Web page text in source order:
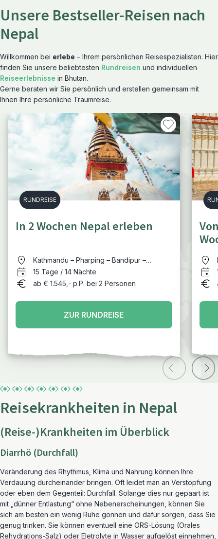
Unsere Bestseller-Reisen nach
Nepal
Willkommen bei erlebe – Ihrem persönlichen Reisespezialisten. Hier
finden Sie unsere beliebtesten Rundreisen und individuellen
Reiseerlebnisse in Bhutan.
Gerne beraten wir Sie persönlich und erstellen gemeinsam mit
Ihnen Ihre persönliche Traumreise.
RUNDREISE
In 2 Wochen Nepal erleben
Kathmandu – Pharping – Bandipur –
Pokhara – Chitwan Nationalpark –
Kathmandu
15 Tage / 14 Nächte
ab € 1.545,- p.P. bei 2 Personen
ZUR RUNDREISE
Reisekrankheiten in Nepal
(Reise-)Krankheiten im Überblick
Diarrhö (Durchfall)
Veränderung des Rhythmus, Klima und Nahrung können Ihre
Verdauung durcheinander bringen. Oft leidet man an Verstopfung
oder eben dem Gegenteil: Durchfall. Solange dies nur gepaart ist
mit „dünner Entlastung“ ohne Nebenerscheinungen, können Sie
sich am besten ein wenig Ruhe gönnen und dafür sorgen, dass Sie
genug trinken. Sie können eventuell eine ORS-Lösung (Orales
Rehydrations-Salz) oder Eletrolyte in Wasser aufgelöst einnehmen,